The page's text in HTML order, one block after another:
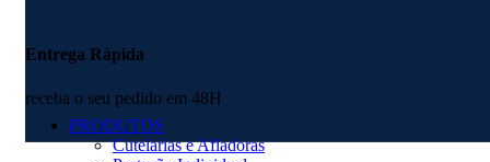
Entrega Rápida
receba o seu pedido em 48H
PRODUTOS
Cutelarias e Afiadoras